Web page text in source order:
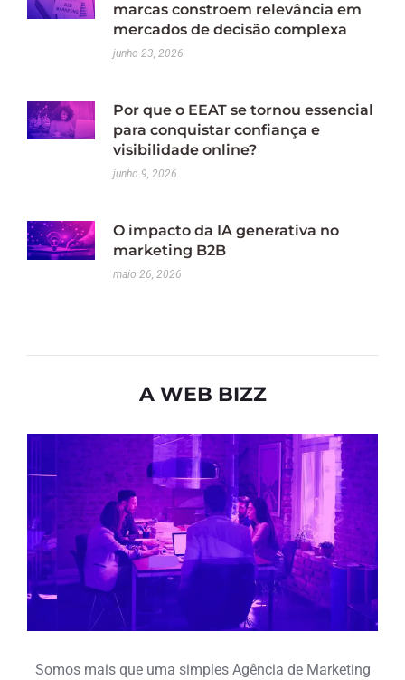
marcas constroem relevância em
mercados de decisão complexa
junho 23, 2026
Por que o EEAT se tornou essencial
para conquistar confiança e
visibilidade online?
junho 9, 2026
O impacto da IA generativa no
marketing B2B
maio 26, 2026
A WEB BIZZ
Somos mais que uma simples Agência de Marketing